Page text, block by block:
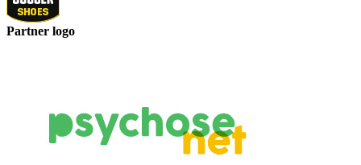
Partner logo